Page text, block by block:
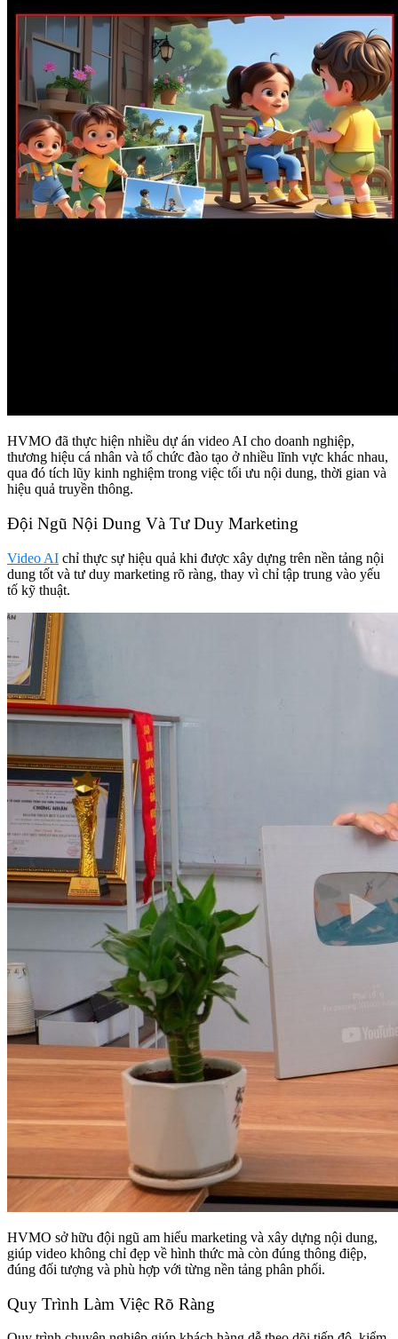
HVMO đã thực hiện nhiều dự án video AI cho doanh nghiệp,
thương hiệu cá nhân và tổ chức đào tạo ở nhiều lĩnh vực khác nhau,
qua đó tích lũy kinh nghiệm trong việc tối ưu nội dung, thời gian và
hiệu quả truyền thông.
Đội Ngũ Nội Dung Và Tư Duy Marketing
Video AI chỉ thực sự hiệu quả khi được xây dựng trên nền tảng nội
dung tốt và tư duy marketing rõ ràng, thay vì chỉ tập trung vào yếu
tố kỹ thuật.
HVMO sở hữu đội ngũ am hiểu marketing và xây dựng nội dung,
giúp video không chỉ đẹp về hình thức mà còn đúng thông điệp,
đúng đối tượng và phù hợp với từng nền tảng phân phối.
Quy Trình Làm Việc Rõ Ràng